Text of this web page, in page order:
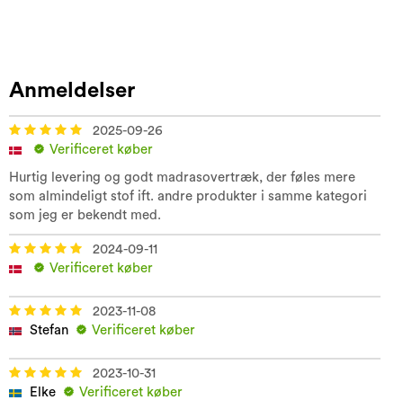
Anmeldelser
2025-09-26
Verificeret køber
Hurtig levering og godt madrasovertræk, der føles mere
som almindeligt stof ift. andre produkter i samme kategori
som jeg er bekendt med.
2024-09-11
Verificeret køber
2023-11-08
Stefan
Verificeret køber
2023-10-31
Elke
Verificeret køber